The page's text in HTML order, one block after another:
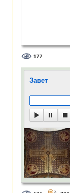
177
Завет